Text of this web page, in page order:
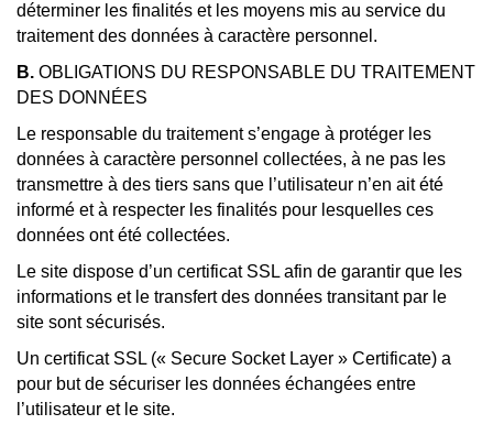
déterminer les finalités et les moyens mis au service du
traitement des données à caractère personnel.
B. OBLIGATIONS DU RESPONSABLE DU TRAITEMENT
DES DONNÉES
Le responsable du traitement s’engage à protéger les
données à caractère personnel collectées, à ne pas les
transmettre à des tiers sans que l’utilisateur n’en ait été
informé et à respecter les finalités pour lesquelles ces
données ont été collectées.
Le site dispose d’un certificat SSL afin de garantir que les
informations et le transfert des données transitant par le
site sont sécurisés.
Un certificat SSL (« Secure Socket Layer » Certificate) a
pour but de sécuriser les données échangées entre
l’utilisateur et le site.